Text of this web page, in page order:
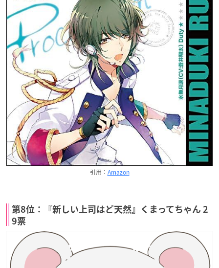
引用： Amazon
第8位：『新しい上司はど天然』くまってちゃん 2
9票